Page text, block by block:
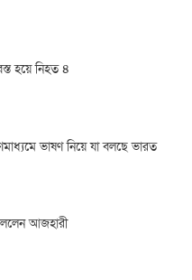
হয়ে নিহত ৪
ভাষণ নিয়ে যা বলছে ভারত
আজহারী